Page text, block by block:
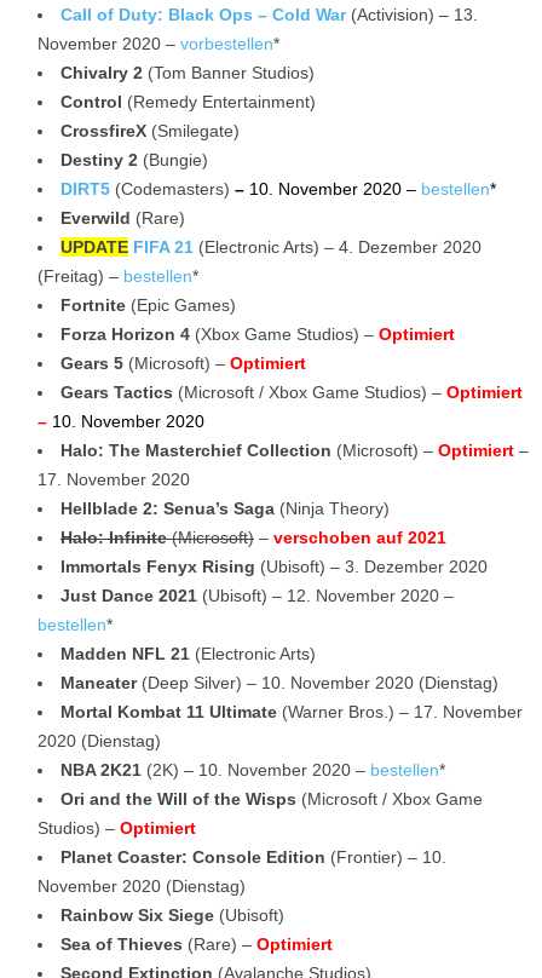
Call of Duty: Black Ops – Cold War(Activision) – 13.
November 2020 – vorbestellen*
Chivalry 2 (Tom Banner Studios)
Control (Remedy Entertainment)
CrossfireX (Smilegate)
Destiny 2 (Bungie)
DIRT5 (Codemasters) – 10. November 2020 – bestellen*
Everwild (Rare)
UPDATE FIFA 21 (Electronic Arts) – 4. Dezember 2020
(Freitag) – bestellen*
Fortnite (Epic Games)
Forza Horizon 4 (Xbox Game Studios) – Optimiert
Gears 5 (Microsoft) – Optimiert
Gears Tactics (Microsoft / Xbox Game Studios) – Optimiert
– 10. November 2020
Halo: The Masterchief Collection (Microsoft) – Optimiert –
17. November 2020
Hellblade 2: Senua’s Saga (Ninja Theory)
Halo: Infinite(Microsoft) – verschoben auf 2021
Immortals Fenyx Rising (Ubisoft) – 3. Dezember 2020
Just Dance 2021 (Ubisoft) – 12. November 2020 –
bestellen*
Madden NFL 21 (Electronic Arts)
Maneater(Deep Silver) – 10. November 2020 (Dienstag)
Mortal Kombat 11 Ultimate (Warner Bros.) – 17. November
2020 (Dienstag)
NBA 2K21 (2K) – 10. November 2020 – bestellen*
Ori and the Will of the Wisps (Microsoft / Xbox Game
Studios) – Optimiert
Planet Coaster: Console Edition (Frontier) – 10.
November 2020 (Dienstag)
Rainbow Six Siege (Ubisoft)
Sea of Thieves (Rare) – Optimiert
Second Extinction (Avalanche Studios)